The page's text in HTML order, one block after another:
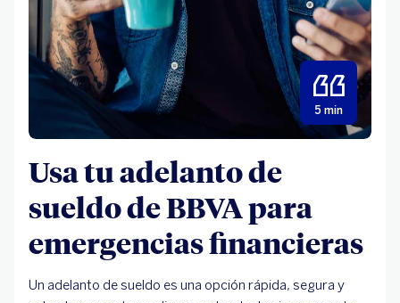
5 min
Usa tu adelanto de
sueldo de BBVA para
emergencias financieras
Un adelanto de sueldo es una opción rápida, segura y